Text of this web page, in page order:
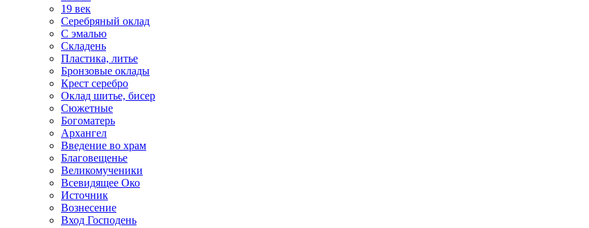
19 век
Серебряный оклад
С эмалью
Складень
Пластика, литье
Бронзовые оклады
Крест серебро
Оклад шитье, бисер
Сюжетные
Богоматерь
Архангел
Введение во храм
Благовещенье
Великомученики
Всевидящее Око
Источник
Вознесение
Вход Господень